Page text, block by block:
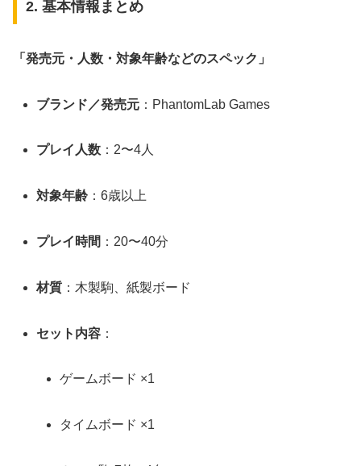
2. 基本情報まとめ
「発売元・人数・対象年齢などのスペック」
ブランド／発売元 ：PhantomLab Games
プレイ人数 ：2〜4人
対象年齢 ：6歳以上
プレイ時間 ：20〜40分
材質 ：木製駒、紙製ボード
セット内容 ：
ゲームボード ×1
タイムボード ×1